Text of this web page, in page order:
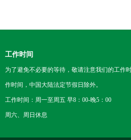
工作时间
为了避免不必要的等待，敬请注意我们的工作
作时间，中国大陆法定节假日除外。
工作时间：周一至周五 早8：00-晚5：00
周六、周日休息